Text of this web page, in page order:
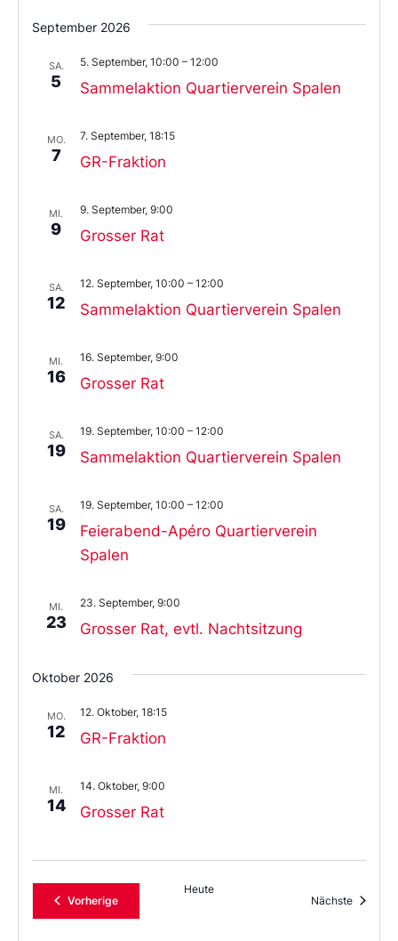
September 2026
SA.
5 Sammelaktion Quartierverein Spalen
5. September, 10:00 – 12:00
MO.
7 GR-Fraktion
7. September, 18:15
MI.
9 Grosser Rat
9. September, 9:00
SA.
12 Sammelaktion Quartierverein Spalen
12. September, 10:00 – 12:00
MI.
16 Grosser Rat
16. September, 9:00
SA.
19 Sammelaktion Quartierverein Spalen
19. September, 10:00 – 12:00
SA.
19
Feierabend-Apéro Quartierverein
Spalen
19. September, 10:00 – 12:00
MI.
23 Grosser Rat, evtl. Nachtsitzung
23. September, 9:00
Oktober 2026
MO.
12 GR-Fraktion
12. Oktober, 18:15
MI.
14 Grosser Rat
14. Oktober, 9:00
VorherigeVeranstaltungen
Heute
Nächste